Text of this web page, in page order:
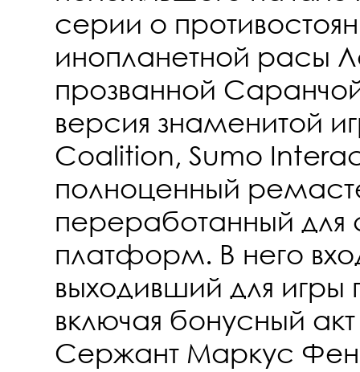
серии о
инопланетной расы
прозванной
версия знаменитой
Coalition, Sumo
полноценный
переработанный
платформ. В него
выходивший для
включая бонусный
Сержант Маркус